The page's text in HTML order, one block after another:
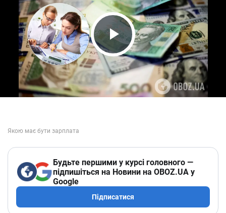
Play Video
Будьте першими у курсі головного —
підпишіться на Новини на OBOZ.UA у
Google
Підписатися